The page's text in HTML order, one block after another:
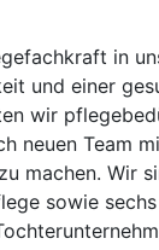
in
und einer
wir
neuen Team
machen. Wir
sowie